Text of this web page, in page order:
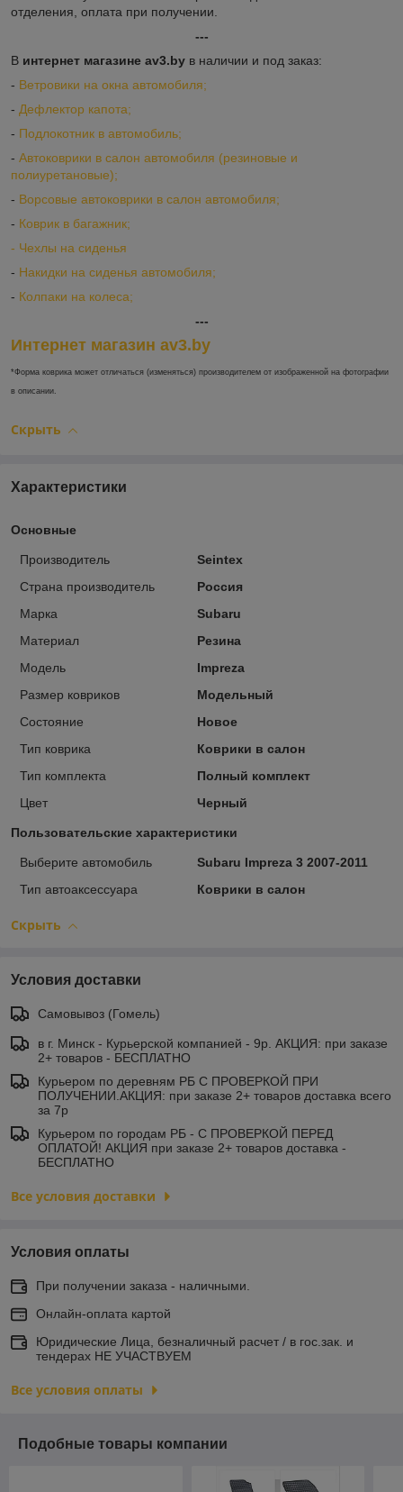
отделения, оплата при получении.
---
В интернет магазине av3.by в наличии и под заказ:
- Ветровики на окна автомобиля;
- Дефлектор капота;
- Подлокотник в автомобиль;
- Автоковрики в салон автомобиля (резиновые и
полиуретановые);
- Ворсовые автоковрики в салон автомобиля;
- Коврик в багажник;
- Чехлы на сиденья
- Накидки на сиденья автомобиля;
- Колпаки на колеса;
---
Интернет магазин av3.by
*Форма коврика может отличаться (изменяться) производителем от изображенной на фотографии
в описании.
Скрыть
Характеристики
Основные
Производитель
Seintex
Страна производитель
Россия
Марка
Subaru
Материал
Резина
Модель
Impreza
Размер ковриков
Модельный
Состояние
Новое
Тип коврика
Коврики в салон
Тип комплекта
Полный комплект
Цвет
Черный
Пользовательские характеристики
Выберите автомобиль
Subaru Impreza 3 2007-2011
Тип автоаксессуара
Коврики в салон
Скрыть
Условия доставки
Самовывоз (Гомель)
в г. Минск - Курьерской компанией - 9р. АКЦИЯ: при заказе
2+ товаров - БЕСПЛАТНО
Курьером по деревням РБ С ПРОВЕРКОЙ ПРИ
ПОЛУЧЕНИИ.АКЦИЯ: при заказе 2+ товаров доставка всего
за 7р
Курьером по городам РБ - С ПРОВЕРКОЙ ПЕРЕД
ОПЛАТОЙ! АКЦИЯ при заказе 2+ товаров доставка -
БЕСПЛАТНО
Все условия доставки
Условия оплаты
При получении заказа - наличными.
Онлайн-оплата картой
Юридические Лица, безналичный расчет / в гос.зак. и
тендерах НЕ УЧАСТВУЕМ
Все условия оплаты
Подобные товары компании